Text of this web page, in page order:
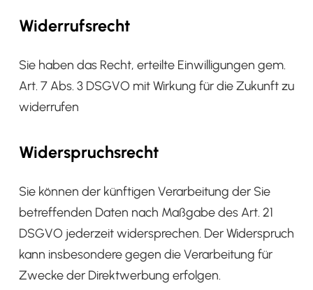
Widerrufsrecht
Sie haben das Recht, erteilte Einwilligungen gem.
Art. 7 Abs. 3 DSGVO mit Wirkung für die Zukunft zu
widerrufen
Widerspruchsrecht
Sie können der künftigen Verarbeitung der Sie
betreffenden Daten nach Maßgabe des Art. 21
DSGVO jederzeit widersprechen. Der Widerspruch
kann insbesondere gegen die Verarbeitung für
Zwecke der Direktwerbung erfolgen.